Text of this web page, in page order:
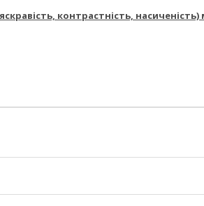
контрастність,